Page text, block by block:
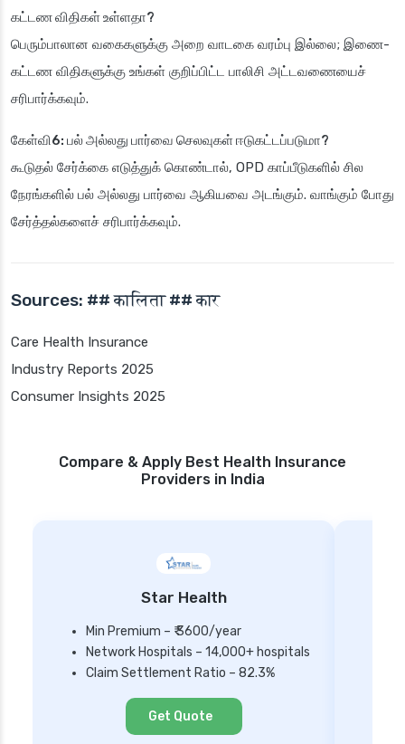
கட்டண விதிகள் உள்ளதா?
பெரும்பாலான வகைகளுக்கு அறை வாடகை வரம்பு இல்லை; இணை-
கட்டண விதிகளுக்கு உங்கள் குறிப்பிட்ட பாலிசி அட்டவணையைச்
சரிபார்க்கவும்.
கேள்வி6: பல் அல்லது பார்வை செலவுகள் ஈடுகட்டப்படுமா?
கூடுதல் சேர்க்கை எடுத்துக் கொண்டால், OPD காப்பீடுகளில் சில
நேரங்களில் பல் அல்லது பார்வை ஆகியவை அடங்கும். வாங்கும் போது
சேர்த்தல்களைச் சரிபார்க்கவும்.
Sources: ## कालिता ## कार
Care Health Insurance
Industry Reports 2025
Consumer Insights 2025
Compare & Apply Best Health Insurance
Providers in India
Star Health
Min Premium – ₹ 3600/year
Network Hospitals – 14,000+ hospitals
Claim Settlement Ratio – 82.3%
Get Quote